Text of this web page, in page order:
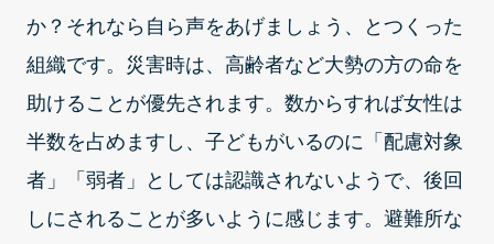
か？それなら自ら声をあげましょう、とつくった
組織です。災害時は、高齢者など大勢の方の命を
助けることが優先されます。数からすれば女性は
半数を占めますし、子どもがいるのに「配慮対象
者」「弱者」としては認識されないようで、後回
しにされることが多いように感じます。避難所な